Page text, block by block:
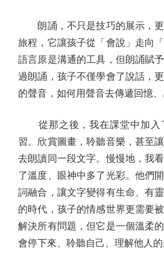
朗誦，不只是技巧的展示，更
旅程，它讓孩子從「會說」走向
語言原是溝通的工具，但朗誦賦
過朗誦，孩子不僅學會了說話，
的聲音，如何用聲音去傳遞回憶、
從那之後，我在課堂中加入
習。欣賞圖畫，聆聽音樂，甚至
去朗讀同一段文字。慢慢地，我
了溫度、眼神中多了光彩。他們
詞融合，讓文字變得有生命、有
的時代，孩子的情感世界更需要
解決所有問題，但它是一個溫柔
會停下來、聆聽自己、理解他人的